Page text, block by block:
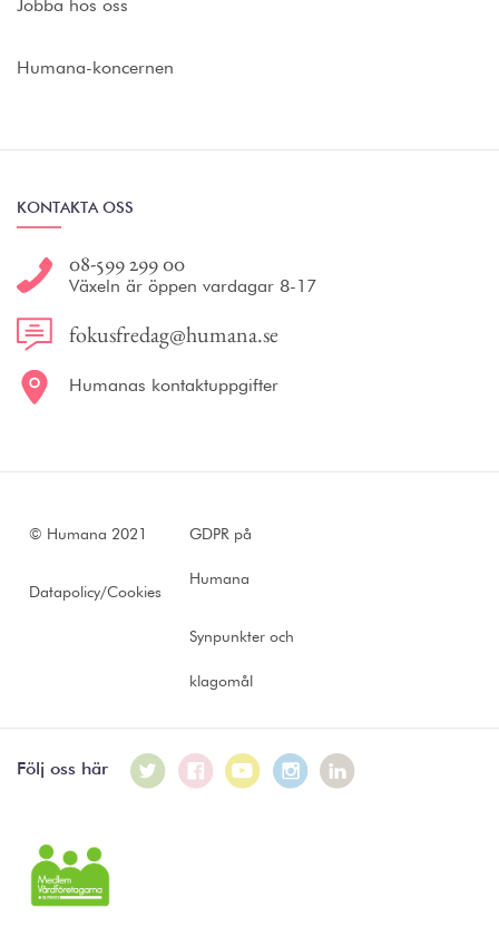
Jobba hos oss
Humana-koncernen
KONTAKTA OSS
08-599 299 00
Växeln är öppen vardagar 8-17
fokusfredag@humana.se
Humanas kontaktuppgifter
© Humana 2021
Datapolicy/Cookies
GDPR på
Humana
Synpunkter och
klagomål
Följ oss här